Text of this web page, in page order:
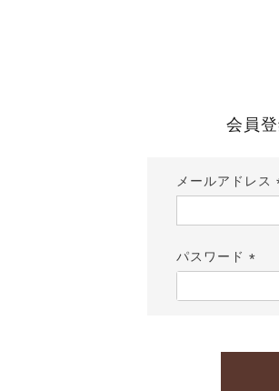
会員
メールアドレス
パスワード
須)